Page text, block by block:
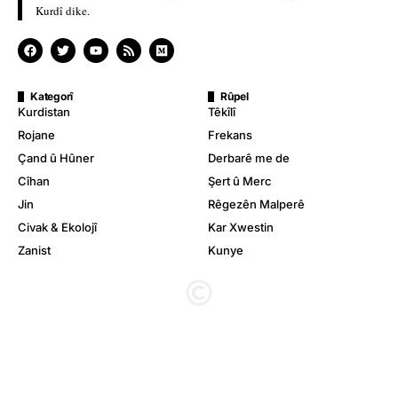
Kurdî dike.
Kategorî
Kurdistan
Rojane
Çand û Hûner
Cîhan
Jin
Civak & Ekolojî
Zanist
Rûpel
Têkîlî
Frekans
Derbarê me de
Şert û Merc
Rêgezên Malperê
Kar Xwestin
Kunye